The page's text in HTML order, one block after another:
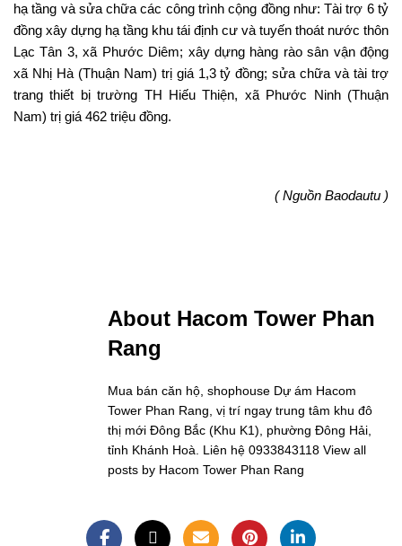
hạ tầng và sửa chữa các công trình cộng đồng như: Tài trợ 6 tỷ
đồng xây dựng hạ tầng khu tái định cư và tuyến thoát nước thôn
Lạc Tân 3, xã Phước Diêm; xây dựng hàng rào sân vận động
xã Nhị Hà (Thuận Nam) trị giá 1,3 tỷ đồng; sửa chữa và tài trợ
trang thiết bị trường TH Hiếu Thiện, xã Phước Ninh (Thuận
Nam) trị giá 462 triệu đồng.
( Nguồn Baodautu )
About Hacom Tower Phan
Rang
Mua bán căn hộ, shophouse Dự ám Hacom
Tower Phan Rang, vị trí ngay trung tâm khu đô
thị mới Đông Bắc (Khu K1), phường Đông Hải,
tỉnh Khánh Hoà. Liên hệ 0933843118 View all
posts by Hacom Tower Phan Rang